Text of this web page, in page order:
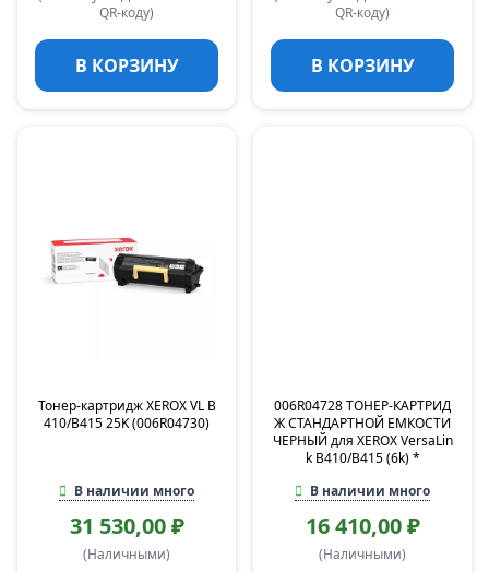
QR-коду)
В КОРЗИНУ
QR-коду)
В КОРЗИНУ
Тонер-картридж XEROX VL B
410/B415 25K (006R04730)
В наличии много
31 530,00 ₽
(Наличными)
006R04728 ТОНЕР-КАРТРИД
Ж СТАНДАРТНОЙ ЕМКОСТИ
ЧЕРНЫЙ для XEROX VersaLin
k B410/B415 (6k) *
В наличии много
16 410,00 ₽
(Наличными)